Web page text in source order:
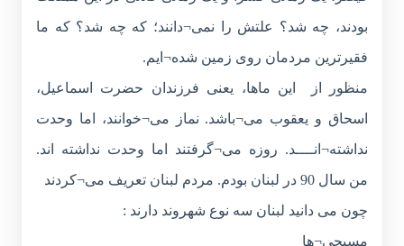
بودند، چه شد؟ علتش را نمی¬دانند؛ که چه شد؟ که ما
فقیرترین مردمان روی زمین شده¬ایم.
منظور از این ماها، یعنی فرزندان حضرت اسماعیل،
اسحاق و یعقوب می¬باشد. نماز می¬خوانند، اما وحدت
نداشته¬انــــد. روزه می¬گرفتند اما وحدت نداشته اند.
من سال 90 در لبنان بودم. مردم لبنان تعریف می¬کردند
چون می دانید لبنان سه نوع شهروند دارند :
مسیحی¬ها